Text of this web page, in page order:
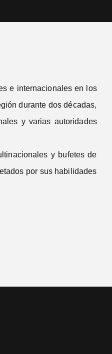
e internacionales en los
durante dos décadas,
y varias autoridades
y bufetes de
por sus habilidades